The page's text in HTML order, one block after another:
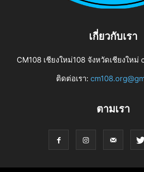
เกี่ยวกับเรา
CM108 เชียงใหม่108 จังหวัดเชียงใหม่
ติดต่อเรา:
ตามเรา